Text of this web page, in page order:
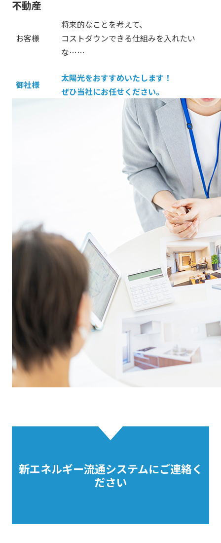
不動産
お客様
将来的なことを考えて、
コストダウンできる仕組みを入れたい
な……
御社様
太陽光をおすすめいたします！
ぜひ当社にお任せください。
新エネルギー流通システムにご連絡く
ださい